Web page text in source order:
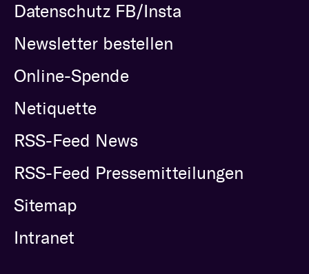
Datenschutz FB/Insta
Newsletter bestellen
Online-Spende
Netiquette
RSS-Feed News
RSS-Feed Pressemitteilungen
Sitemap
Intranet